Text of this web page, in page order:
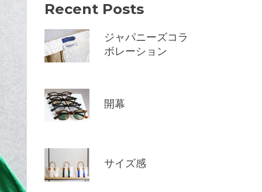
Recent Posts
ジャパニーズコラ
ボレーション
開幕
サイズ感